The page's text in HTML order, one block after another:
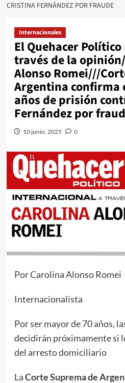
CRISTINA FERNÁNDEZ POR FRAUDE
Internacionales
El Quehacer
través de la
Alonso Romei///
Argentina confirma
años de prisión
Fernández por
10 junio, 2025 0
Por Carolina Alonso Romei
Internacionalista
Por ser mayor de 70 años,
decidirán próximamente si
del arresto domiciliario
LaCorte Suprema de